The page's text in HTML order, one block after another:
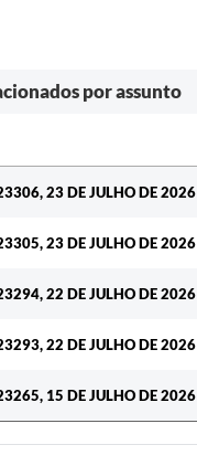
por assunto
23 DE JULHO DE 2026
23 DE JULHO DE 2026
22 DE JULHO DE 2026
22 DE JULHO DE 2026
15 DE JULHO DE 2026